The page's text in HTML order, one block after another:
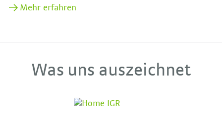
Mehr erfahren
Was uns auszeichnet